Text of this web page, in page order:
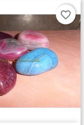
favorite_border